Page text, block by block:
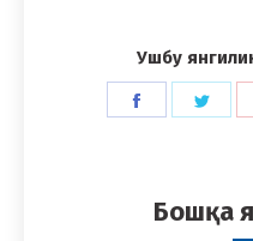
Ушбу
Share
Бошқа